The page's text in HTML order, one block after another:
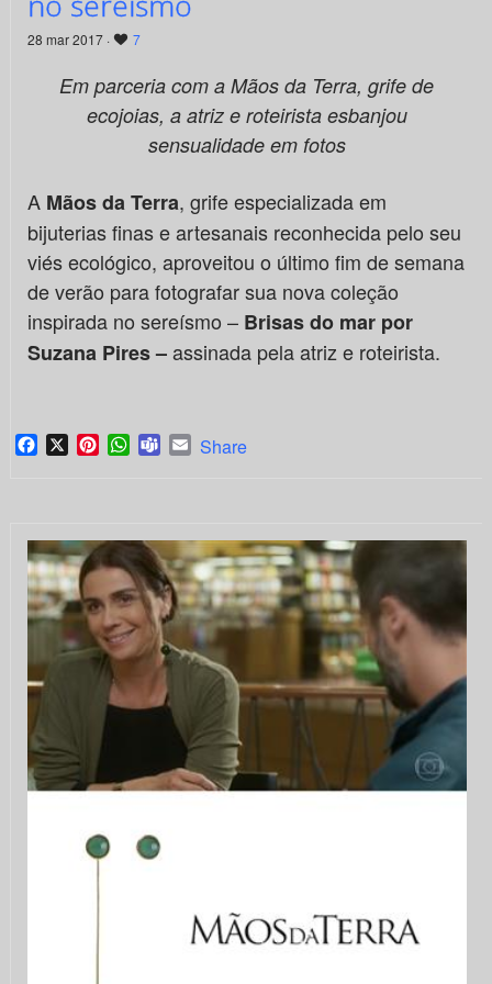
28 mar 2017 · 7
Em parceria com a Mãos da Terra, grife de
ecojoias, a atriz e roteirista esbanjou
sensualidade em fotos
A Mãos da Terra, grife especializada em
bijuterias finas e artesanais reconhecida pelo seu
viés ecológico, aproveitou o último fim de semana
de verão para fotografar sua nova coleção
inspirada no sereísmo – Brisas do mar por
Suzana Pires –assinada pela atriz e roteirista.
Facebook
X PinterestWhatsApp
TeamsEmail
Share